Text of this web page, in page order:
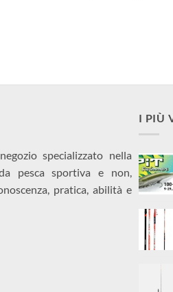
specializzato nella
pesca sportiva e non,
pratica, abilità e
I PIÙ